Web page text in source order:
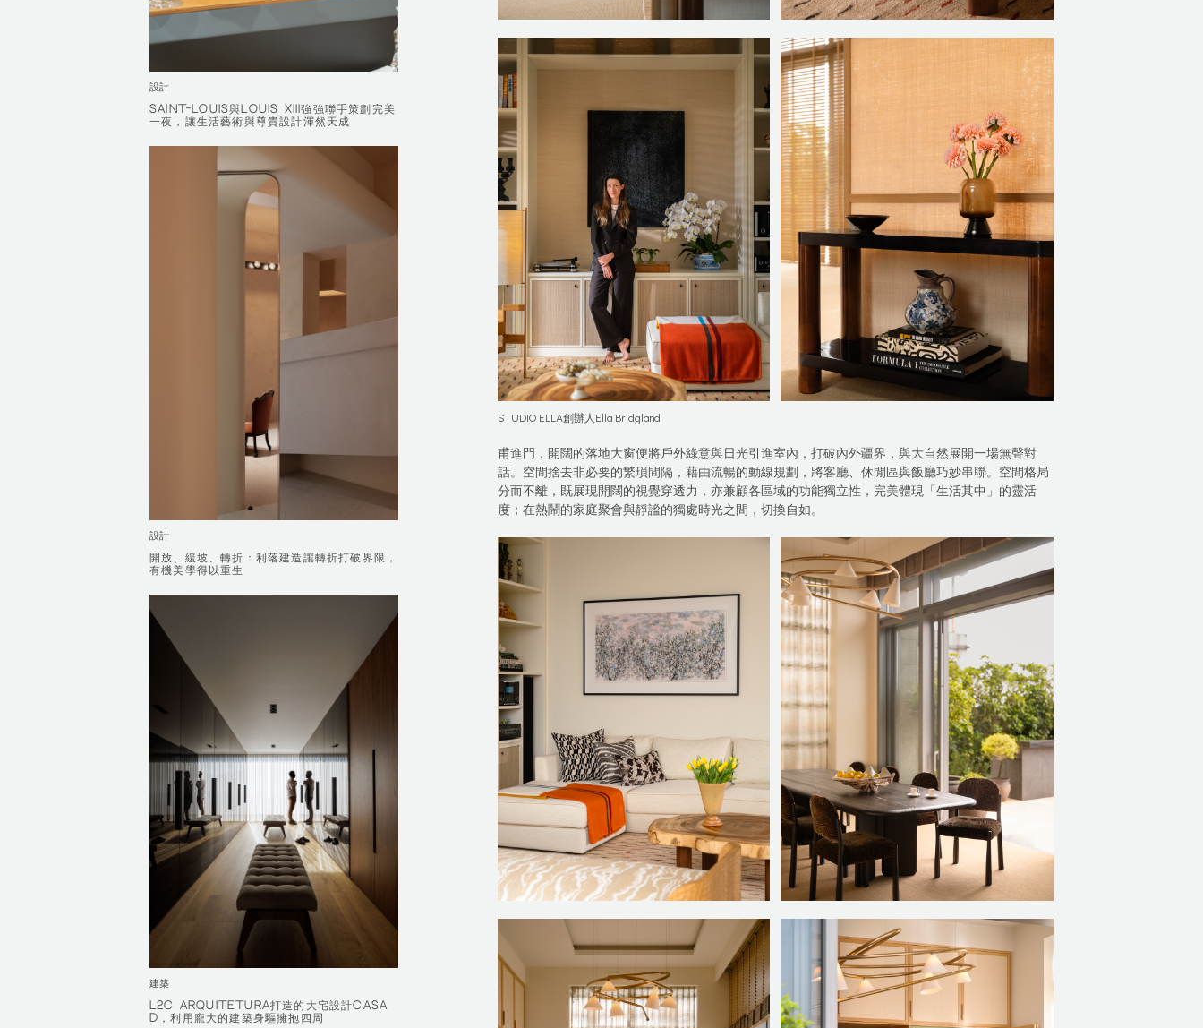
設計
SAINT-LOUIS與LOUIS XIII強強聯手策劃完美
一夜，讓生活藝術與尊貴設計渾然天成
SAINT-LOUIS與LOUIS XIII強強聯手策劃完美
一夜，讓生活藝術與尊貴設計渾然天成
設計
開放、緩坡、轉折：利落建造讓轉折打破界限，
有機美學得以重生
開放、緩坡、轉折：利落建造讓轉折打破界限，
有機美學得以重生
建築
L2C ARQUITETURA打造的大宅設計CASA
D，利用龐大的建築身驅擁抱四周
L2C ARQUITETURA打造的大宅設計CASA
D，利用龐大的建築身驅擁抱四周
STUDIO ELLA創辦人Ella Bridgland
甫進門，開闊的落地大窗便將戶外綠意與日光引進室內，打破內外疆界，與大自然展開一場無聲對
話。空間捨去非必要的繁瑣間隔，藉由流暢的動線規劃，將客廳、休閒區與飯廳巧妙串聯。空間格局
分而不離，既展現開闊的視覺穿透力，亦兼顧各區域的功能獨立性，完美體現「生活其中」的靈活
度；在熱鬧的家庭聚會與靜謐的獨處時光之間，切換自如。